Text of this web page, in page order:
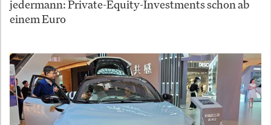
jedermann: Private-Equity-Investments schon ab
einem Euro